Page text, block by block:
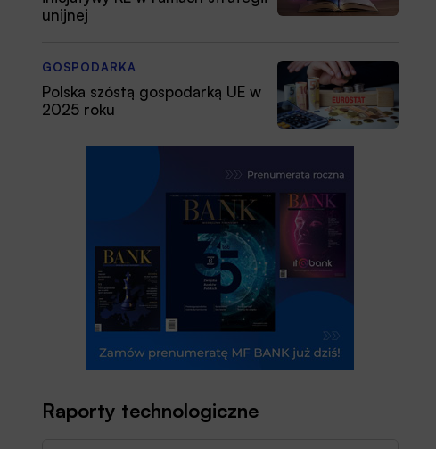
unijnej
GOSPODARKA
Polska szóstą gospodarką UE w
2025 roku
Raporty technologiczne